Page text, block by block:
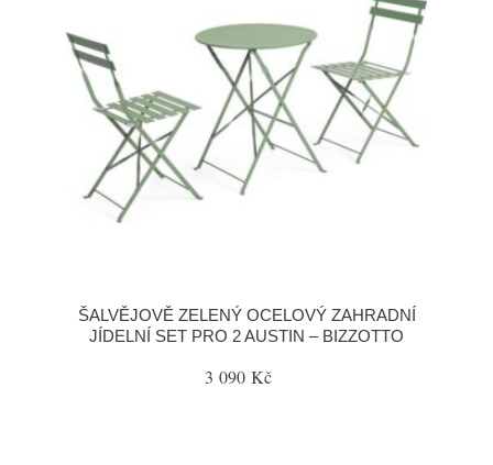
ŠALVĚJOVĚ ZELENÝ OCELOVÝ ZAHRADNÍ
JÍDELNÍ SET PRO 2 AUSTIN – BIZZOTTO
3 090 Kč